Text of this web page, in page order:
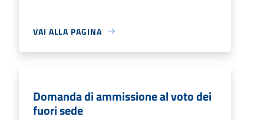
VAI ALLA PAGINA
Domanda di ammissione al voto dei
fuori sede